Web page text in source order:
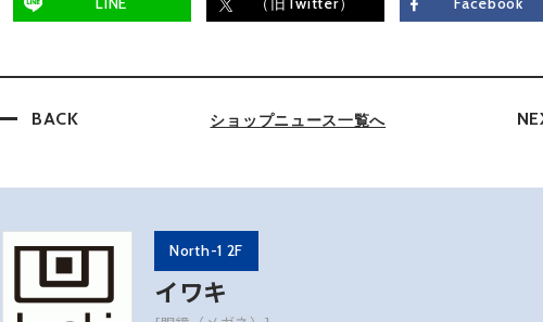
BACK ショップニュース一覧へ
North-1 2F
イワキ